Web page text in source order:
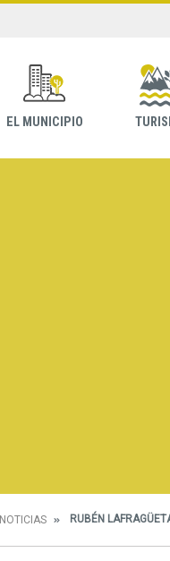
EL MUNICIPIO
NOTICIAS RUBÉN